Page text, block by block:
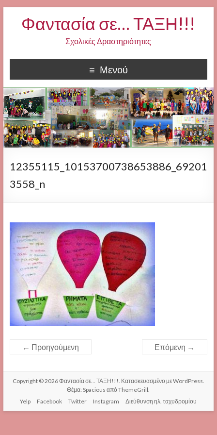
Φαντασία σε… ΤΑΞΗ!!!
Σχολικές Δραστηριότητες
Μενού
12355115_10153700738653886_69201
3558_n
← Προηγούμενη Επόμενη →
Copyright © 2026Φαντασία σε… ΤΑΞΗ!!! . Κατασκευασμένο μεWordPress
Θέμα: Spacious απόThemeGrill
Yelp
Facebook Twitter Instagram Διεύθυνση ηλ. ταχυδρομίου